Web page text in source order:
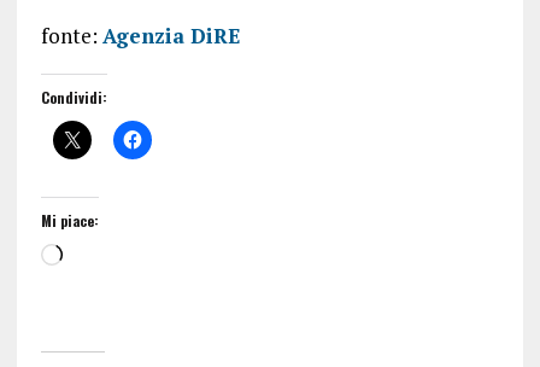
fonte: Agenzia DiRE
Condividi:
Mi piace: